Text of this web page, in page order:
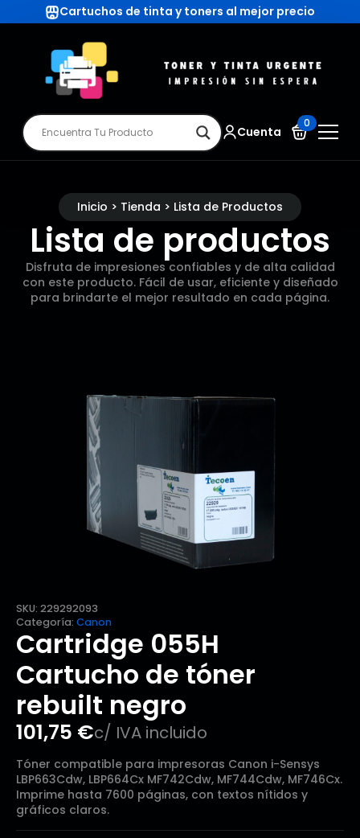
Cartuchos de tinta y toners al mejor precio
Cuenta
0
Inicio > Tienda > Lista de Productos
Lista de productos
Disfruta de impresiones confiables y de alta calidad
con este producto. Fácil de usar, eficiente y diseñado
para brindarte el mejor resultado en cada página.
SKU: 229292093
Categoría: Canon
Cartridge 055H
Cartucho de tóner
rebuilt negro
101,75 €c/ IVA incluido
Tóner compatible para impresoras Canon i-Sensys
LBP663Cdw, LBP664Cx MF742Cdw, MF744Cdw, MF746Cx.
Imprime hasta 7600 páginas, con textos nítidos y
gráficos claros.